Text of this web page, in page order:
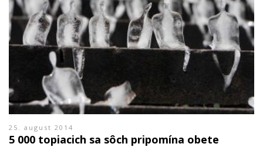
25. august 2014
5 000 topiacich sa sôch pripomína obete